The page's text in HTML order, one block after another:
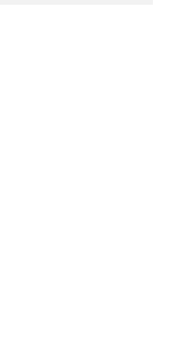
di
tubolare